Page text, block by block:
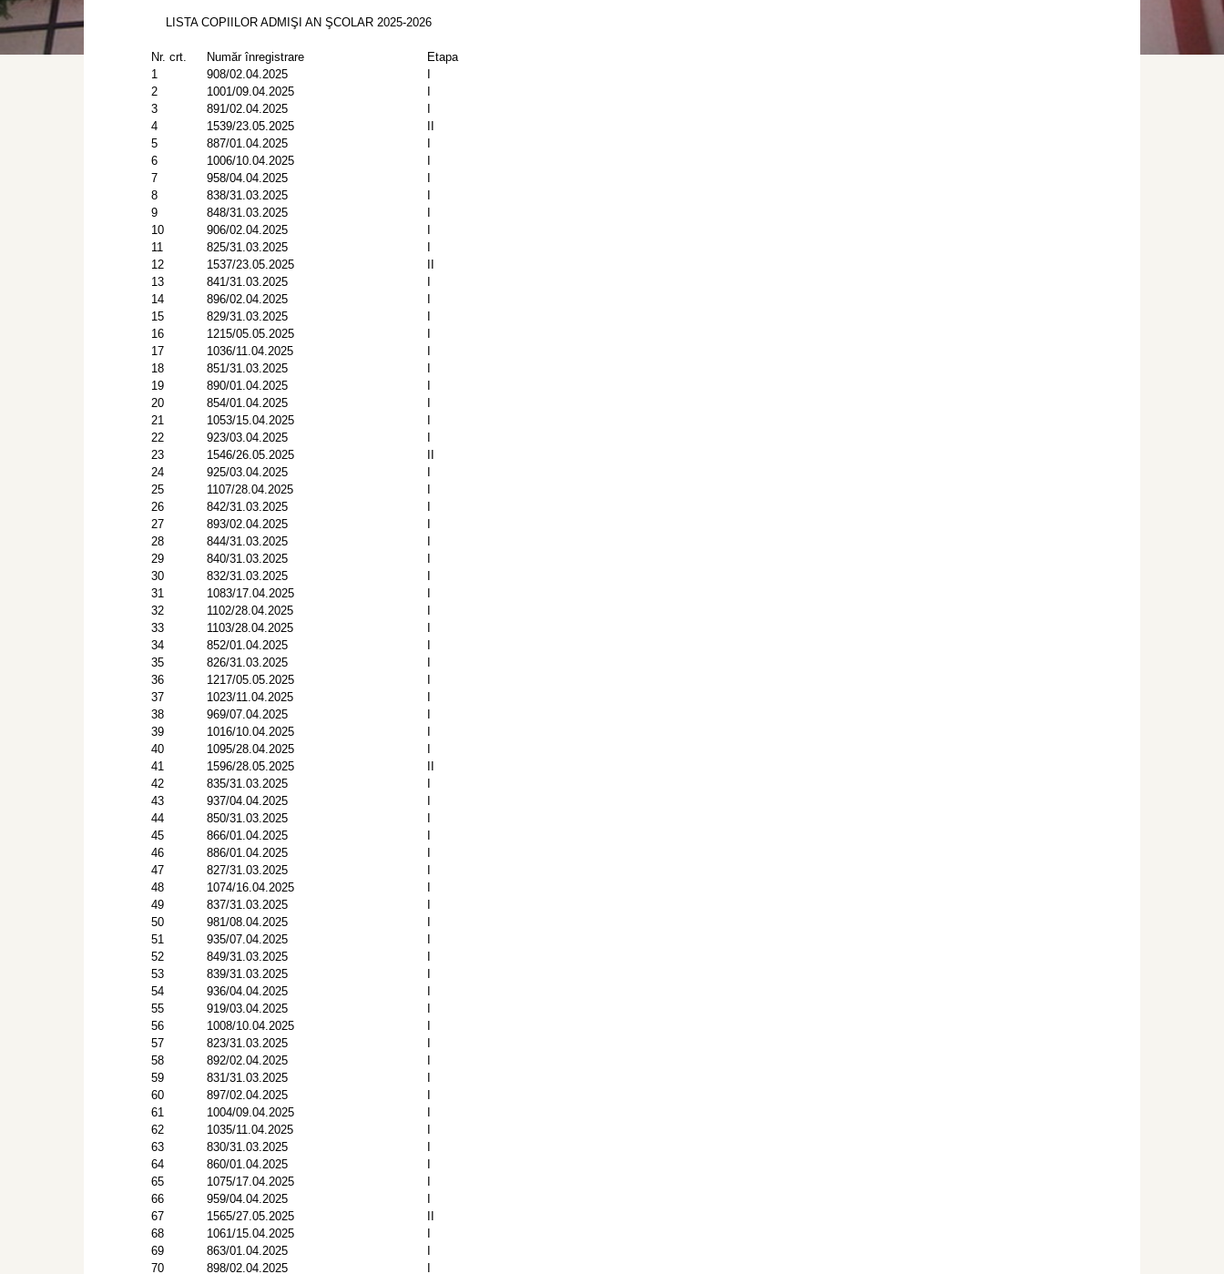
LISTA COPIILOR ADMIŞI AN ŞCOLAR 2025-2026
Nr. crt. Număr înregistrare
Etapa
1
908/02.04.2025
2
1001/09.04.2025
3
891/02.04.2025
4
1539/23.05.2025
5
887/01.04.2025
6
1006/10.04.2025
7
958/04.04.2025
8
838/31.03.2025
9
848/31.03.2025
10
906/02.04.2025
11
825/31.03.2025
12
1537/23.05.2025
13
841/31.03.2025
14
896/02.04.2025
15
829/31.03.2025
16
1215/05.05.2025
17
1036/11.04.2025
18
851/31.03.2025
19
890/01.04.2025
20
854/01.04.2025
21
1053/15.04.2025
22
923/03.04.2025
23
1546/26.05.2025
24
925/03.04.2025
25
1107/28.04.2025
26
842/31.03.2025
27
893/02.04.2025
28
844/31.03.2025
29
840/31.03.2025
30
832/31.03.2025
31
1083/17.04.2025
32
1102/28.04.2025
33
1103/28.04.2025
34
852/01.04.2025
35
826/31.03.2025
36
1217/05.05.2025
37
1023/11.04.2025
38
969/07.04.2025
39
1016/10.04.2025
40
1095/28.04.2025
41
1596/28.05.2025
42
835/31.03.2025
43
937/04.04.2025
44
850/31.03.2025
45
866/01.04.2025
46
886/01.04.2025
47
827/31.03.2025
48
1074/16.04.2025
49
837/31.03.2025
50
981/08.04.2025
51
935/07.04.2025
52
849/31.03.2025
53
839/31.03.2025
54
936/04.04.2025
55
919/03.04.2025
56
1008/10.04.2025
57
823/31.03.2025
58
892/02.04.2025
59
831/31.03.2025
60
897/02.04.2025
61
1004/09.04.2025
62
1035/11.04.2025
63
830/31.03.2025
64
860/01.04.2025
65
1075/17.04.2025
66
959/04.04.2025
67
1565/27.05.2025
68
1061/15.04.2025
69
863/01.04.2025
70
898/02.04.2025